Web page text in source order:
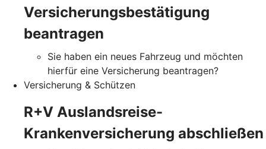
Versicherungsbestätigung
beantragen
Sie haben ein neues Fahrzeug und möchten
hierfür eine Versicherung beantragen?
Versicherung & Schützen
R+V Auslandsreise-
Krankenversicherung abschließen